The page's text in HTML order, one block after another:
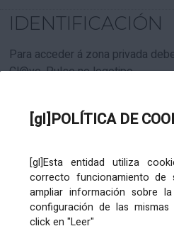
[gl]POLÍTICA DE
[gl]Esta entidad utiliza
correcto funcionamiento de
ampliar información sobre
configuración de las
click en "Leer"
CARTAFOL
IDENTIFICACIÓN
Para acceder á zona privada
Cl@ve. Pulse no logotipo